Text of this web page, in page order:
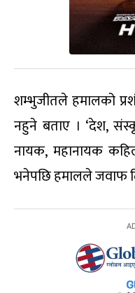
शम्भुजीतले हमालको
नहुने बताए । ‘देश,
नायक, महानायक
भनेपछि हमालले जवाफ